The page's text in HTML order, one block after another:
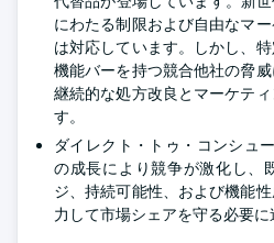
にわたる制限および自由なマ
は対応しています。しかし、
機能バーを持つ競合他社の脅威
継続的な処方改良とマーケテ
す。
ダイレクト・トゥ・コンシュ
の成長により競争が激化し、
ジ、持続可能性、および機能
力して市場シェアを守る必要に